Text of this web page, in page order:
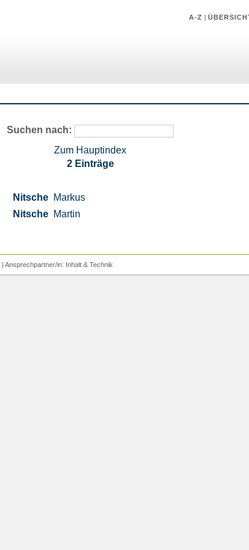
A-Z |
Suchen nach:
Zum Hauptindex
2 Einträge
Nitsche Markus
Nitsche Martin
| Ansprechpartner/in: Inhalt& Technik